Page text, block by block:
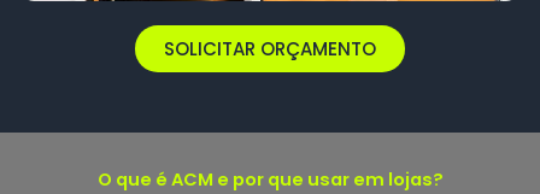
SOLICITAR ORÇAMENTO
O que é ACM e por que usar em lojas?